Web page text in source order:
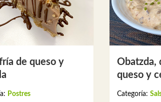
de queso y
Postres
Obatzda,
queso y
Categoría: